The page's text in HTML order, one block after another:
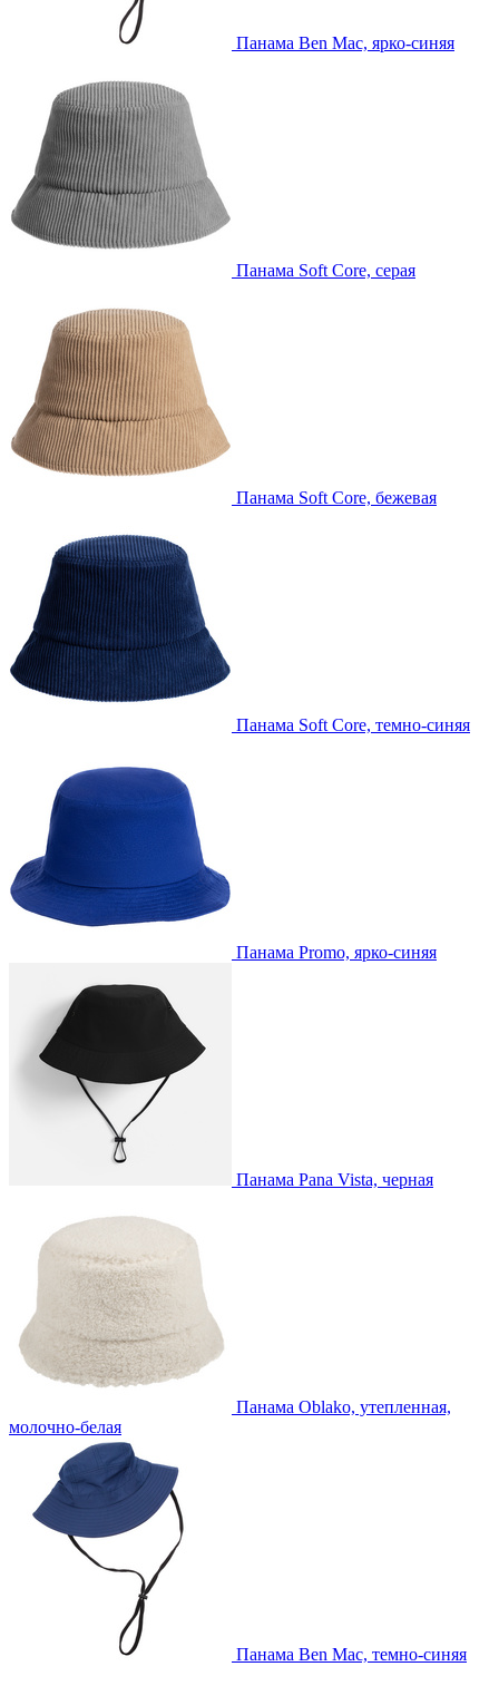
Панама Ben Mac, ярко-синяя
Панама Soft Core, серая
Панама Soft Core, бежевая
Панама Soft Core, темно-синяя
Панама Promo, ярко-синяя
Панама Pana Vista, черная
Панама Oblako, утепленная,
молочно-белая
Панама Ben Mac, темно-синяя